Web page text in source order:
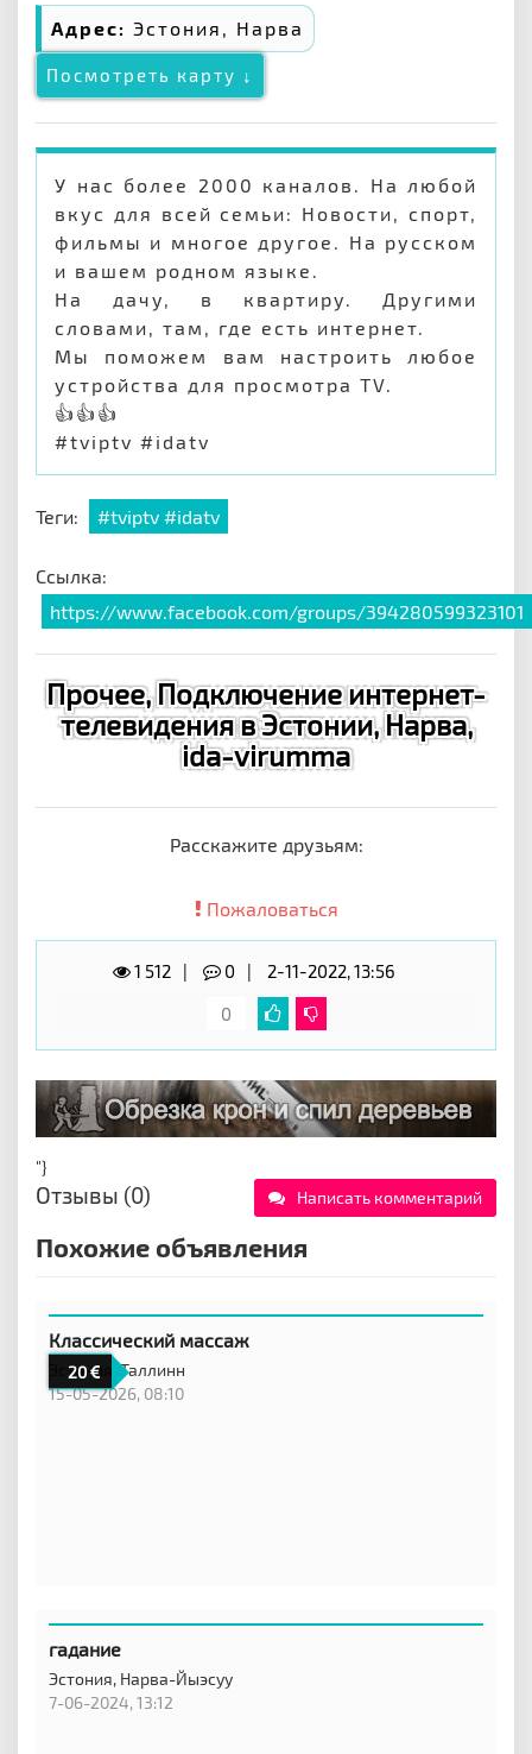
Адрес: Эстония, Нарва
Посмотреть карту ↓
У нас более 2000 каналов. На любой
вкус для всей семьи: Новости, спорт,
фильмы и многое другое. На русском
и вашем родном языке.
На дачу, в квартиру. Другими
словами, там, где есть интернет.
Мы поможем вам настроить любое
устройства для просмотра TV.
👍👍👍
#tviptv #idatv
Теги: #tviptv #idatv
Ссылка:
https://www.facebook.com/groups/394280599323101
Прочее, Подключение интернет-
телевидения в Эстонии, Нарва,
ida-virumma
Расскажите друзьям:
Пожаловаться
1 512 0
2-11-2022, 13:56
0
"}
Отзывы (0) Написать комментарий
Похожие объявления
20
Классический массаж
Эстония,Таллинн
15-05-2026, 08:10
гадание
Эстония, Нарва-Йыэсуу
7-06-2024, 13:12